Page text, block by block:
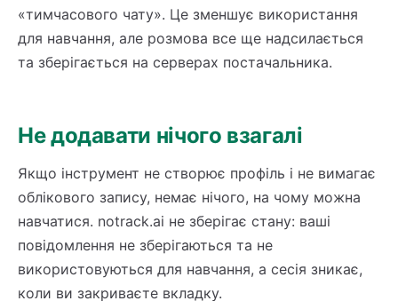
«тимчасового чату». Це зменшує використання
для навчання, але розмова все ще надсилається
та зберігається на серверах постачальника.
Не додавати нічого взагалі
Якщо інструмент не створює профіль і не вимагає
облікового запису, немає нічого, на чому можна
навчатися. notrack.ai не зберігає стану: ваші
повідомлення не зберігаються та не
використовуються для навчання, а сесія зникає,
коли ви закриваєте вкладку.